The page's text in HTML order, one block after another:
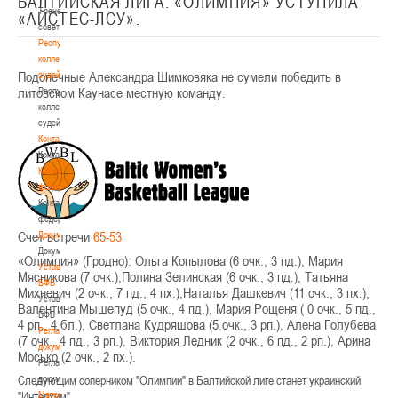
Тренерский
совет
Республиканская
коллегия
судей
Республиканская
коллегия
судей
Контакты
Контакты
Контакты
федерации
Контакты
федерации
Документы
Документы
Устав
БФБ
Устав
БФБ
Регламентирующие
документы
Регламентирующие
документы
Материалы
«АЙСТЕС-ЛСУ».
Подопечные Александра Шимковяка не сумели победить в
литовском Каунасе местную команду.
Счет встречи 65-53
«Олимпия» (Гродно): Ольга Копылова (6 очк., 3 пд.), Мария
Мясникова (7 очк.),Полина Зелинская (6 очк., 3 пд.), Татьяна
Михневич (2 очк., 7 пд., 4 пх.),Наталья Дашкевич (11 очк., 3 пх.),
Валентина Мышепуд (5 очк., 4 пд.), Мария Рощеня ( 0 очк., 5 пд.,
4 рп., 4 бл.), Светлана Кудряшова (5 очк., 3 рп.), Алена Голубева
(7 очк., 4 пд., 3 рп.), Виктория Ледник (2 очк., 6 пд., 2 рп.), Арина
Мосько (2 очк., 2 пх.).
Следующим соперником "Олимпии" в Балтийской лиге станет украинский